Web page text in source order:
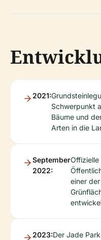
2021:
Schwerpunkt
Bäume und
Arten in die
September
2022:
einer
2023:Der Jade